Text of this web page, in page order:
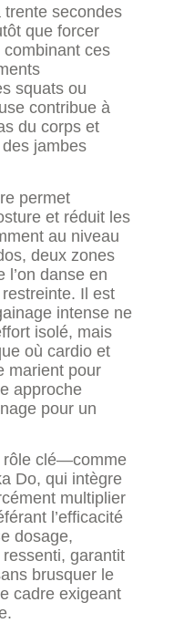
secondes
que forcer
ces
squats ou
contribue à
du corps et
jambes
permet
et réduit les
au niveau
deux zones
l’on danse en
Il est
intense ne
isolé, mais
où cardio et
marient pour
approche
pour un
rôle clé—comme
Do, qui intègre
multiplier
l’efficacité
dosage,
garantit
brusquer le
cadre exigeant